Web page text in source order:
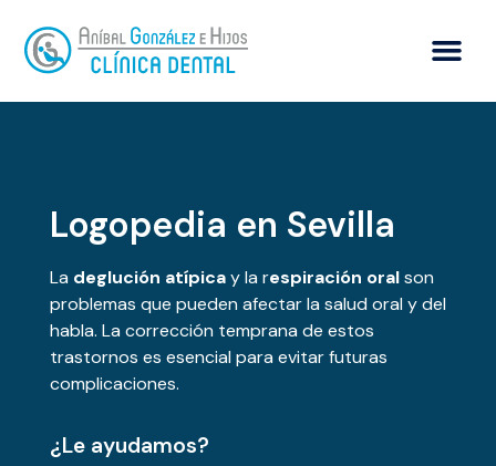
Logopedia en Sevilla
La deglución atípicay la respiración oralson
problemas que pueden afectar la salud oral y del
habla. La corrección temprana de estos
trastornos es esencial para evitar futuras
complicaciones.
¿Le ayudamos?